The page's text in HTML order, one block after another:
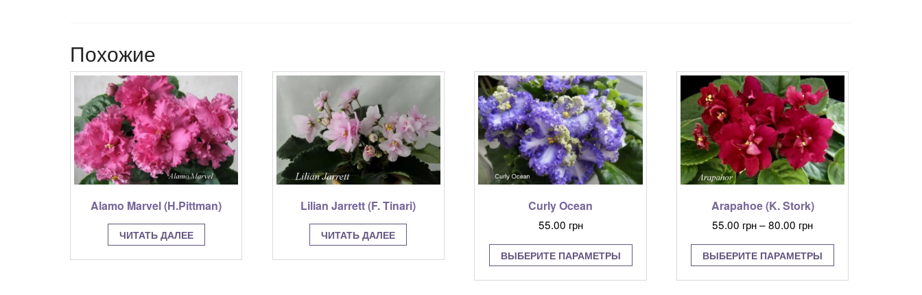
Похожие
Alamo Marvel (H.Pittman)
ЧИТАТЬ ДАЛЕЕ
Lilian Jarrett (F. Tinari)
ЧИТАТЬ ДАЛЕЕ
Curly Ocean
55.00 грн
ВЫБЕРИТЕ ПАРАМЕТРЫ
Этот
имеет
несколько
Arapahoe (K. Stork)
55.00 грн–80.00 грнДиапазон
55.00 грн
–
80.00 грн
ВЫБЕРИТЕ ПАРАМЕТРЫ
Этот
имеет
несколько